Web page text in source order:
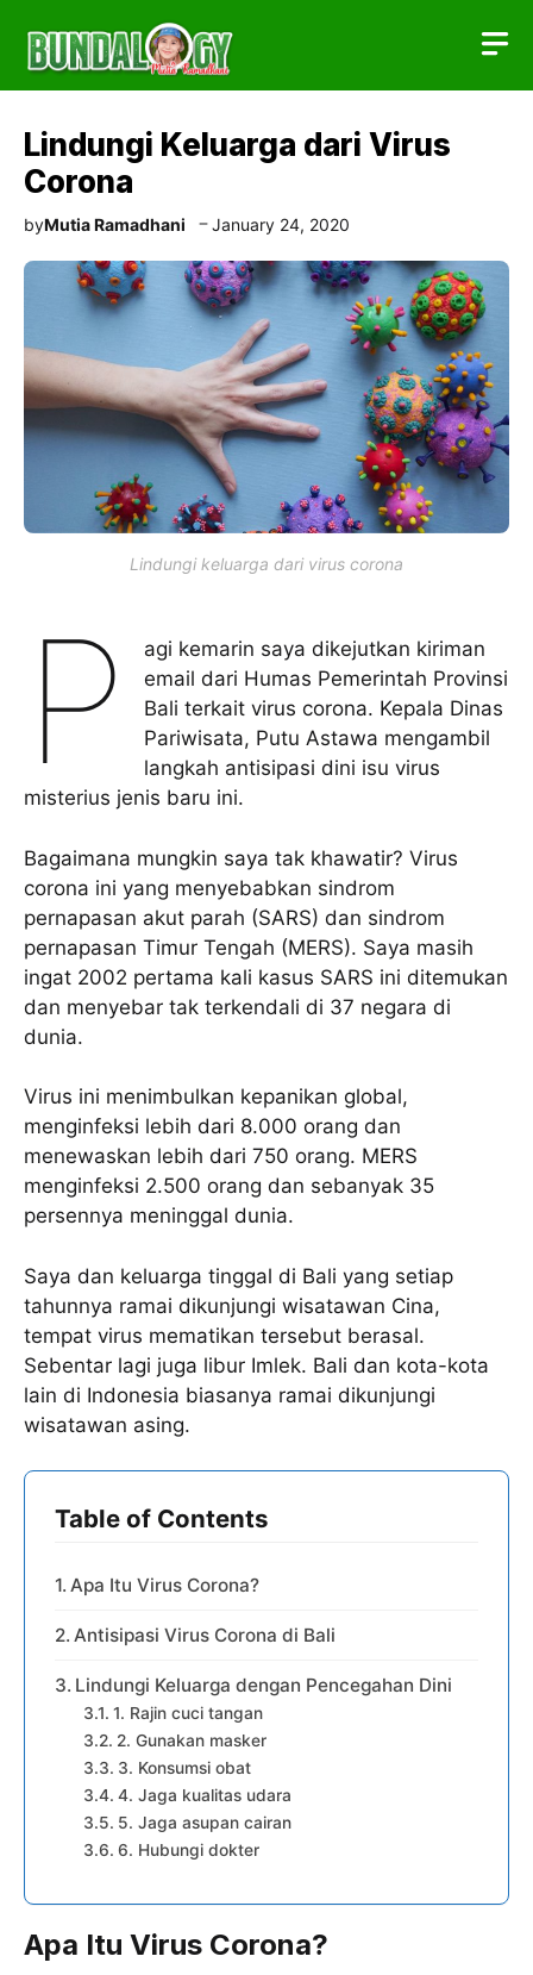
content
Lindungi Keluarga dari Virus
Corona
byMutia Ramadhani January 24, 2020
Lindungi keluarga dari virus corona
P
agi kemarin saya dikejutkan kiriman
email dari Humas Pemerintah Provinsi
Bali terkait virus corona. Kepala Dinas
Pariwisata, Putu Astawa mengambil
langkah antisipasi dini isu virus
misterius jenis baru ini.
Bagaimana mungkin saya tak khawatir? Virus
corona ini yang menyebabkan sindrom
pernapasan akut parah (SARS) dan sindrom
pernapasan Timur Tengah (MERS). Saya masih
ingat 2002 pertama kali kasus SARS ini ditemukan
dan menyebar tak terkendali di 37 negara di
dunia.
Virus ini menimbulkan kepanikan global,
menginfeksi lebih dari 8.000 orang dan
menewaskan lebih dari 750 orang. MERS
menginfeksi 2.500 orang dan sebanyak 35
persennya meninggal dunia.
Saya dan keluarga tinggal di Bali yang setiap
tahunnya ramai dikunjungi wisatawan Cina,
tempat virus mematikan tersebut berasal.
Sebentar lagi juga libur Imlek. Bali dan kota-kota
lain di Indonesia biasanya ramai dikunjungi
wisatawan asing.
Table of Contents
Apa Itu Virus Corona?
Antisipasi Virus Corona di Bali
Lindungi Keluarga dengan Pencegahan Dini
1. Rajin cuci tangan
2. Gunakan masker
3. Konsumsi obat
4. Jaga kualitas udara
5. Jaga asupan cairan
6. Hubungi dokter
Apa Itu Virus Corona?